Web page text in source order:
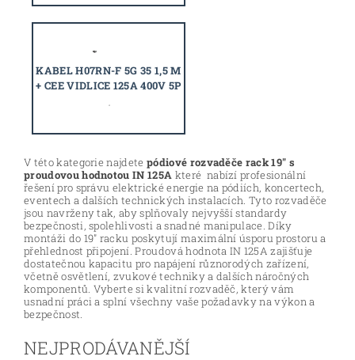
KABEL H07RN-F 5G 35 1,5 M
+ CEE VIDLICE 125A 400V 5P
V této kategorie najdete pódiové rozvaděče rack 19" s
proudovou hodnotou IN 125A které nabízí profesionální
řešení pro správu elektrické energie na pódiích, koncertech,
eventech a dalších technických instalacích. Tyto rozvaděče
jsou navrženy tak, aby splňovaly nejvyšší standardy
bezpečnosti, spolehlivosti a snadné manipulace. Díky
montáži do 19" racku poskytují maximální úsporu prostoru a
přehlednost připojení. Proudová hodnota IN 125A zajišťuje
dostatečnou kapacitu pro napájení různorodých zařízení,
včetně osvětlení, zvukové techniky a dalších náročných
komponentů. Vyberte si kvalitní rozvaděč, který vám
usnadní práci a splní všechny vaše požadavky na výkon a
bezpečnost.
NEJPRODÁVANĚJŠÍ